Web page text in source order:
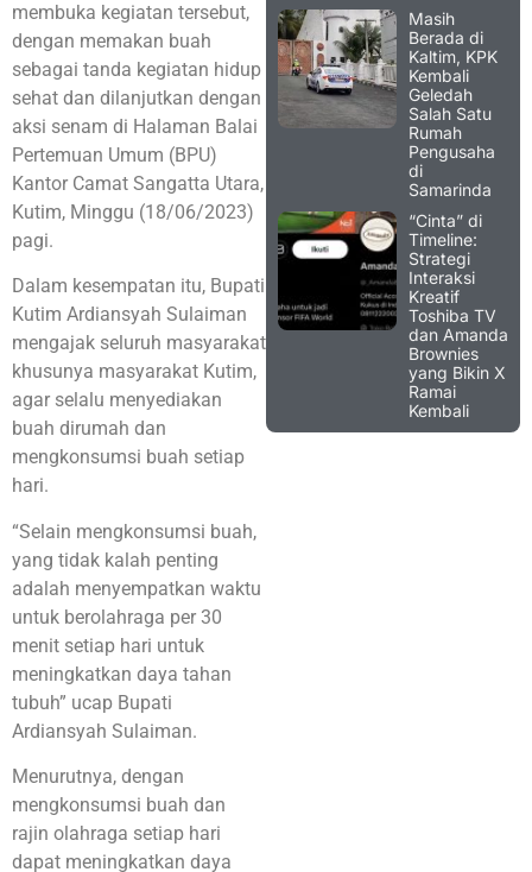
membuka kegiatan tersebut,
dengan memakan buah
sebagai tanda kegiatan hidup
sehat dan dilanjutkan dengan
aksi senam di Halaman Balai
Pertemuan Umum (BPU)
Kantor Camat Sangatta Utara,
Kutim, Minggu (18/06/2023)
pagi.
Dalam kesempatan itu, Bupati
Kutim Ardiansyah Sulaiman
mengajak seluruh masyarakat
khusunya masyarakat Kutim,
agar selalu menyediakan
buah dirumah dan
mengkonsumsi buah setiap
hari.
“Selain mengkonsumsi buah,
yang tidak kalah penting
adalah menyempatkan waktu
untuk berolahraga per 30
menit setiap hari untuk
meningkatkan daya tahan
tubuh” ucap Bupati
Ardiansyah Sulaiman.
Menurutnya, dengan
mengkonsumsi buah dan
rajin olahraga setiap hari
dapat meningkatkan daya
Masih
Berada di
Kaltim, KPK
Kembali
Geledah
Salah Satu
Rumah
Pengusaha
di
Samarinda
“Cinta” di
Timeline:
Strategi
Interaksi
Kreatif
Toshiba TV
dan Amanda
Brownies
yang Bikin X
Ramai
Kembali